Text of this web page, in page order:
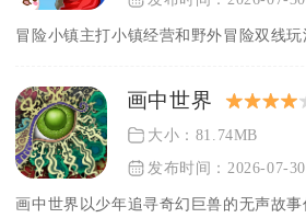
画中世界
大小：81.74MB
发布时间：2026-07-30